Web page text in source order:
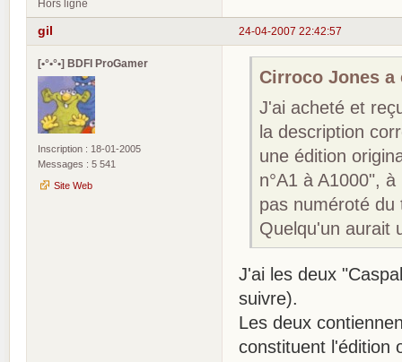
Hors ligne
24-04-2007 22:42:57
gil
[•°•°•] BDFI ProGamer
Inscription : 18-01-2005
Messages : 5 541
Site Web
Cirroco Jones a
J'ai acheté et
la description
une édition
n°A1 à A1000",
pas numéroté du
Quelqu'un aurait
J'ai les deux
suivre).
Les deux
constituent l'édition